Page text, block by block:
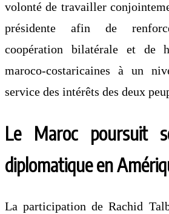
volonté de travailler
présidente afin de
coopération bilatérale et de
maroco-costaricaines à un
service des intérêts des deux
Le Maroc poursuit
diplomatique en
La participation de Rachid